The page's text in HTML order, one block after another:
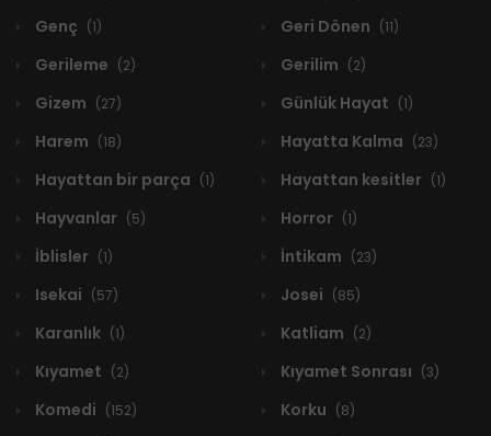
Genç (1) Geri Dönen (11)
Gerileme (2) Gerilim (2)
Gizem (27) Günlük Hayat (1)
Harem (18) Hayatta Kalma (23)
Hayattan bir parça (1) Hayattan kesitler (1)
Hayvanlar (5) Horror (1)
İblisler (1) İntikam (23)
Isekai (57) Josei (85)
Karanlık (1) Katliam (2)
Kıyamet (2) Kıyamet Sonrası (3)
Komedi (152) Korku (8)